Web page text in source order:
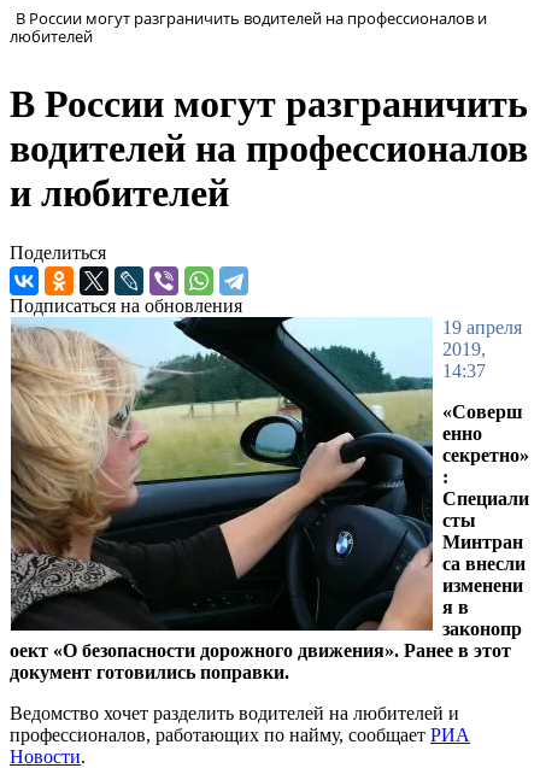
В России могут разграничить водителей на профессионалов и
любителей
В России могут разграничить
водителей на профессионалов
и любителей
Поделиться
Подписаться на обновления
19 апреля
2019,
14:37
«Соверш
енно
секретно»
:
Специали
сты
Минтран
са внесли
изменени
я в
законопр
оект «О безопасности дорожного движения». Ранее в этот
документ готовились поправки.
Ведомство хочет разделить водителей на любителей и
профессионалов, работающих по найму, сообщает РИА
Новости.